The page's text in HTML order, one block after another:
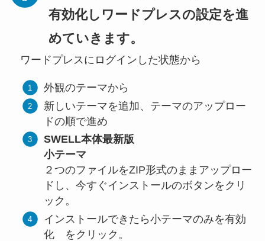
有効化しワードプレスの設定を進
めていきます。
ワードプレスにログインした状態から
外観のテーマから
新しいテーマを追加、テーマのアップロー
ドの順で進め
SWELL本体最新版
小テーマ
２つのファイルをZIP形式のままアップロー
ドし、今すぐインストールのボタンをクリ
ック。
インストールできたら小テーマのみを有効
化 をクリック。